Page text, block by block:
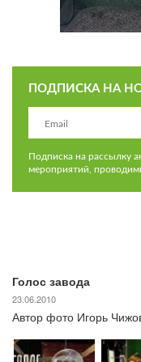
ПОДПИСКА НА
Подписка на рассылку
мероприятий,
Голос завода
23.06.2010
Автор фото Игорь